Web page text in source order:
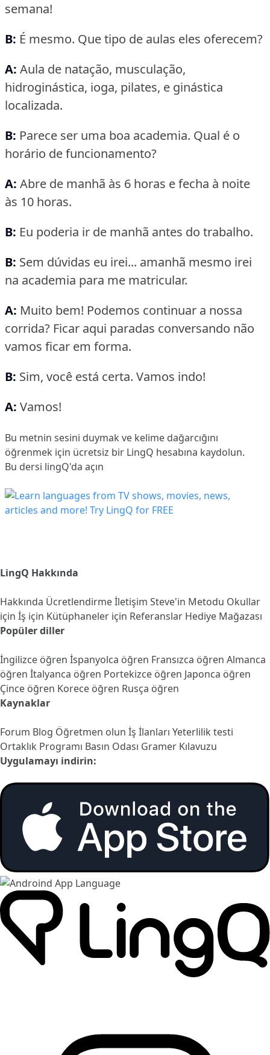
semana!
B: É mesmo. Que tipo de aulas eles oferecem?
A: Aula de natação, musculação,
hidroginástica, ioga, pilates, e ginástica
localizada.
B: Parece ser uma boa academia. Qual é o
horário de funcionamento?
A: Abre de manhã às 6 horas e fecha à noite
às 10 horas.
B: Eu poderia ir de manhã antes do trabalho.
B: Sem dúvidas eu irei... amanhã mesmo irei
na academia para me matricular.
A: Muito bem! Podemos continuar a nossa
corrida? Ficar aqui paradas conversando não
vamos ficar em forma.
B: Sim, você está certa. Vamos indo!
A: Vamos!
Bu metnin sesini duymak ve kelime dağarcığını
öğrenmek için ücretsiz bir LingQ hesabına kaydolun.
Bu dersi lingQ'da açın
LingQ Hakkında
Hakkında Ücretlendirmeİletişim Steve'in Metodu Okullar
için İş için Kütüphaneler için Referanslar Hediye Mağazası
Popüler diller
İngilizce öğren İspanyolca öğren Fransızca öğren Almanca
öğren İtalyanca öğren Portekizce öğren Japonca öğren
Çince öğren Korece öğren Rusça öğren
Kaynaklar
Forum Blog Öğretmen olun İş İlanları Yeterlilik testi
Ortaklık Programı Basın Odası Gramer Kılavuzu
Uygulamayı indirin: